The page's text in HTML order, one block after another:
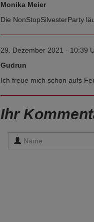
Monika Meier
Die NonStopSilvesterParty
29. Dezember 2021 - 10:39
Gudrun
Ich freue mich schon aufs
Ihr